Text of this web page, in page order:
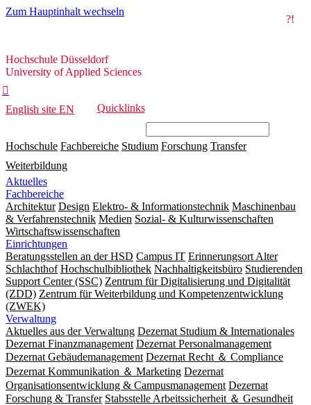
Zum Hauptinhalt wechseln
?!
Hochschule
Düsseldorf
Hochschule Düsseldorf
University of Applied Sciences

English site EN Quicklinks
Hochschule Fachbereiche Studium Forschung Transfer
Weiterbildung
Aktuelles
Fachbereiche
Architektur Design Elektro- & Informationstechnik Maschinenbau
& Verfahrenstechnik Medien Sozial- & Kulturwissenschaften
Wirtschaftswissenschaften
Einrichtungen
Beratungsstellen an der HSD Campus IT Erinnerungsort Alter
Schlachthof Hochschulbibliothek Nachhaltigkeitsbüro Studierenden
Support Center (SSC) Zentrum für Digitalisierung und Digitalität
(ZDD) Zentrum für Weiterbildung und Kompetenzentwicklung
(ZWEK)
Verwaltung
Aktuelles aus der Verwaltung Dezernat Studium & Internationales
Dezernat Finanzmanagement Dezernat Personalmanagement
Dezernat Gebäudemanagement Dezernat Recht ＆ Compliance
Dezernat Kommunikation ＆ Marketing Dezernat
Organisationsentwicklung & Campusmanagement Dezernat
Forschung & Transfer Stabsstelle Arbeitssicherheit ＆ Gesundheit